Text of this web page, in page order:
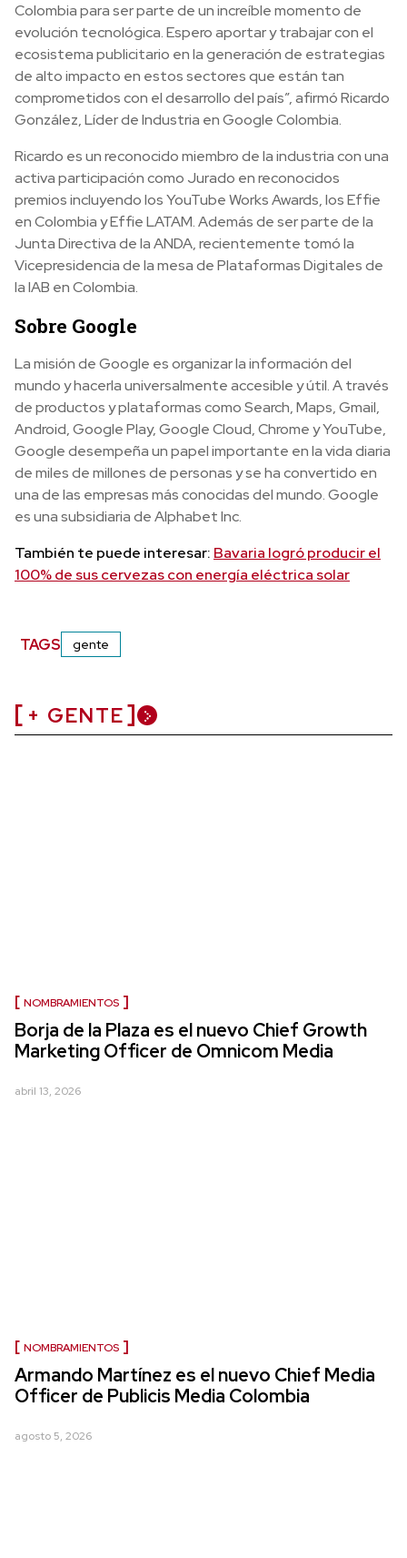
Colombia para ser parte de un increíble momento de
evolución tecnológica. Espero aportar y trabajar con el
ecosistema publicitario en la generación de estrategias
de alto impacto en estos sectores que están tan
comprometidos con el desarrollo del país”, afirmó Ricardo
González, Líder de Industria en Google Colombia.
Ricardo es un reconocido miembro de la industria con una
activa participación como Jurado en reconocidos
premios incluyendo los YouTube Works Awards, los Effie
en Colombia y Effie LATAM. Además de ser parte de la
Junta Directiva de la ANDA, recientemente tomó la
Vicepresidencia de la mesa de Plataformas Digitales de
la IAB en Colombia.
Sobre Google
La misión de Google es organizar la información del
mundo y hacerla universalmente accesible y útil. A través
de productos y plataformas como Search, Maps, Gmail,
Android, Google Play, Google Cloud, Chrome y YouTube,
Google desempeña un papel importante en la vida diaria
de miles de millones de personas y se ha convertido en
una de las empresas más conocidas del mundo. Google
es una subsidiaria de Alphabet Inc.
También te puede interesar: Bavaria logró producir el
100% de sus cervezas con energía eléctrica solar
TAGS gente
+ GENTE
NOMBRAMIENTOS
Borja de la Plaza es el nuevo Chief Growth
Marketing Officer de Omnicom Media
abril 13, 2026
NOMBRAMIENTOS
Armando Martínez es el nuevo Chief Media
Officer de Publicis Media Colombia
agosto 5, 2026